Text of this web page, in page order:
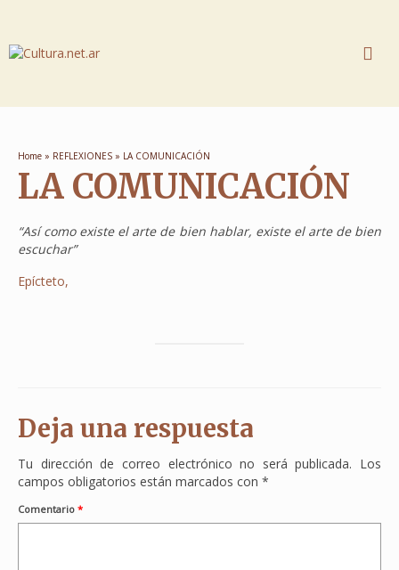
Home » REFLEXIONES » LA COMUNICACIÓN
LA COMUNICACIÓN
“Así como existe el arte de bien hablar, existe el arte de bien
escuchar”
Epícteto,
Deja una respuesta
Tu dirección de correo electrónico no será publicada. Los
campos obligatorios están marcados con *
Comentario *